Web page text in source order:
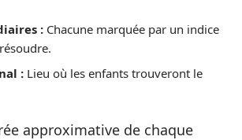
: Chacune marquée par un indice
: Lieu où les enfants trouveront le
approximative de chaque